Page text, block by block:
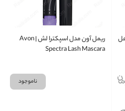
ریمل آون مدل اسپکترا لش | Avon
Spectra Lash Mascara
ناموجود